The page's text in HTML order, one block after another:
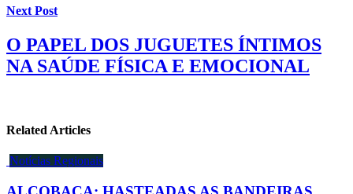
Next Post
O PAPEL DOS JUGUETES ÍNTIMOS
NA SAÚDE FÍSICA E EMOCIONAL
Related Articles
Notícias Regionais